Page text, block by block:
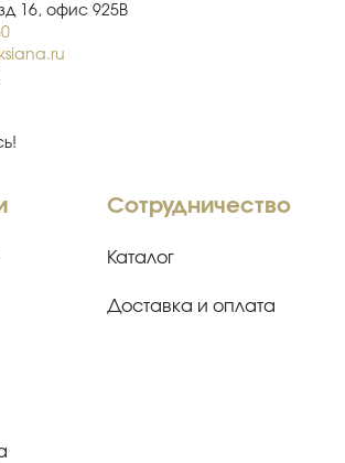
16, офис 925В
Сотрудничество
Каталог
Доставка и оплата